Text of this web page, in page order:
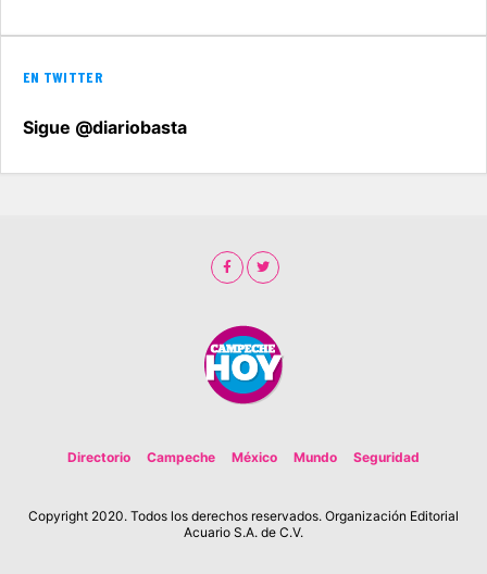
EN TWITTER
Sigue @diariobasta
Directorio Campeche México Mundo Seguridad
Copyright 2020. Todos los derechos reservados. Organización Editorial
Acuario S.A. de C.V.